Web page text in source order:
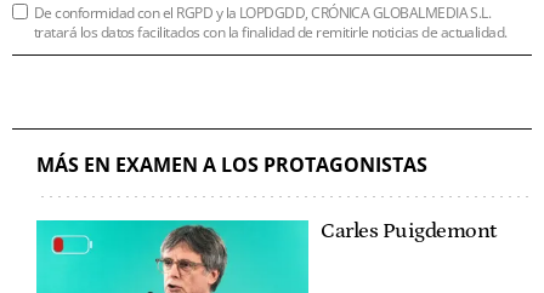
De conformidad con el RGPD y la LOPDGDD, CRÓNICA GLOBALMEDIA S.L.
tratará los datos facilitados con la finalidad de remitirle noticias de actualidad.
MÁS EN EXAMEN A LOS PROTAGONISTAS
Carles Puigdemont